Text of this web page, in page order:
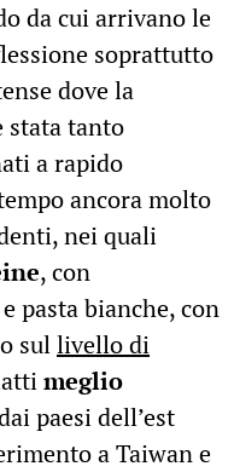
da cui arrivano le
soprattutto
dove la
tanto
a rapido
ancora molto
nei quali
, con
pasta bianche, con
sullivello di
meglio
paesi dell’est
a Taiwan e